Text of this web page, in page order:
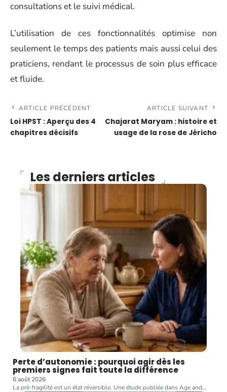
consultations et le suivi médical.
L’utilisation de ces fonctionnalités optimise non
seulement le temps des patients mais aussi celui des
praticiens, rendant le processus de soin plus efficace
et fluide.
ARTICLE PRÉCÉDENT
Loi HPST : Aperçu des 4
chapitres décisifs
ARTICLE SUIVANT
Chajarat Maryam : histoire et
usage de la rose de Jéricho
Les derniers articles
Perte d’autonomie : pourquoi agir dès les
premiers signes fait toute la différence
6 août 2026
La pré-fragilité est un état réversible. Une étude publiée dans Age and…